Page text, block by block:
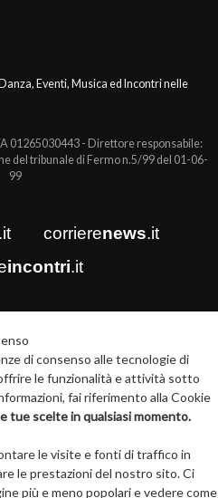
Eventi, Musica ed Incontri nelle
01265030443 - Direttore responsabile:
del tribunale di Fermo n.5/99 del 01-06-
99
.it corrierenews.it
incontri.it
di consenso alle tecnologie di
le funzionalità e attività sotto
fai riferimento alla Cookie
tue scelte in qualsiasi momento.
le visite e fonti di traffico in
le prestazioni del nostro sito. Ci
più e meno popolari e vedere come